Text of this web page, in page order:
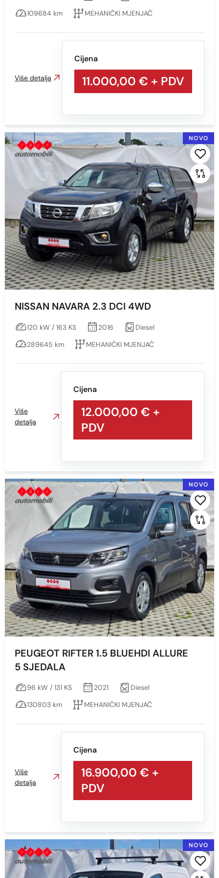
Prikaži Obriši
Kilometraža
Min Max
Vrsta motora
Snaga vozila KS
Min
Obriši
Mjenjač
Sve
AUTOMATSKI
MEHANIČKI MJENJAČ
Boja
Sve
bijela
BIJELA
BIJELA S EFEKTOM
CRNA S EFEKTOM
PLAVA
SIVA - S EFEKTOM
SIVA S EFEKTOM
SREBRNA
109684 km
MEHANIČKI MJENJAČ
Cijena
11.000,00 € + PDV
Više detalja
NOVO
NISSAN NAVARA 2.3 DCI 4WD
120 kW / 163 KS 2016
Diesel
289645 km
MEHANIČKI MJENJAČ
Cijena
12.000,00 € +
PDV
Više
detalja
NOVO
PEUGEOT RIFTER 1.5 BLUEHDI ALLURE
5 SJEDALA
96 kW / 131 KS 2021
Diesel
130803 km
MEHANIČKI MJENJAČ
Cijena
16.900,00 € +
PDV
Više
detalja
NOVO